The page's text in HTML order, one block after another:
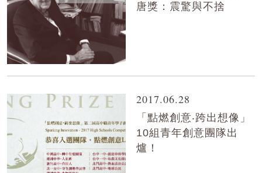
唐獎：震驚與不捨
2017.06.28
「點燃創意‧跨出想像」
10組青年創意團隊出
爐！